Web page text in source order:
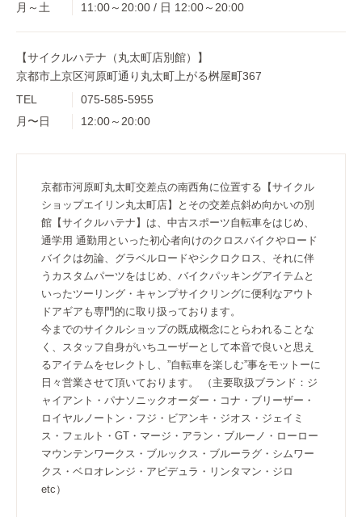
月～土 11:00～20:00 / 日 12:00～20:00
【サイクルハテナ（丸太町店別館）】
京都市上京区河原町通り丸太町上がる桝屋町367
TEL
075-585-5955
月〜日
12:00～20:00
京都市河原町丸太町交差点の南西角に位置する【サイクル
ショップエイリン丸太町店】とその交差点斜め向かいの別
館【サイクルハテナ】は、中古スポーツ自転車をはじめ、
通学用 通勤用といった初心者向けのクロスバイクやロード
バイクは勿論、グラベルロードやシクロクロス、それに伴
うカスタムパーツをはじめ、バイクパッキングアイテムと
いったツーリング・キャンプサイクリングに便利なアウト
ドアギアも専門的に取り扱っております。
今までのサイクルショップの既成概念にとらわれることな
く、スタッフ自身がいちユーザーとして本音で良いと思え
るアイテムをセレクトし、”自転車を楽しむ”事をモットーに
日々営業させて頂いております。 （主要取扱ブランド：ジ
ャイアント・パナソニックオーダー・コナ・ブリーザー・
ロイヤルノートン・フジ・ビアンキ・ジオス・ジェイミ
ス・フェルト・GT・マージ・アラン・ブルーノ・ローロー
マウンテンワークス・ブルックス・ブルーラグ・シムワー
クス・ベロオレンジ・アピデュラ・リンタマン・ジロ
etc）